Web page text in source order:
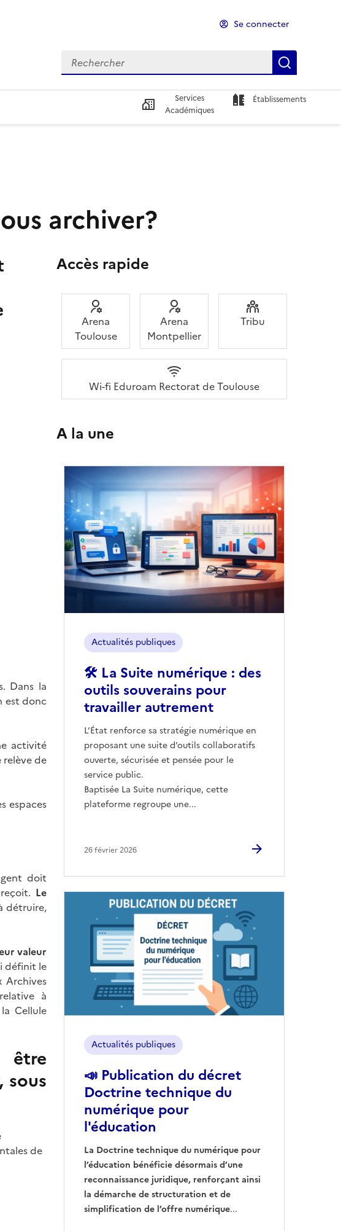
Se connecter
Rechercher
Rechercher
Services
Académiques
Établissements
archiver?
Dans la
est donc
activité
de
espaces
doit
Le
détruire,
valeur
définit le
Archives
relative à
Cellule
être
sous
de
Accès rapide
Arena
Toulouse
Arena
Montpellier
Tribu
Wi-fi Eduroam Rectorat de Toulouse
A la une
🛠️ La Suite numérique : des
outils souverains pour
travailler autrement
L’État renforce sa stratégie numérique en
proposant une suite d’outils collaboratifs
ouverte, sécurisée et pensée pour le
service public.
Baptisée La Suite numérique, cette
plateforme regroupe une...
Actualités publiques
26 février 2026
Image
📣 Publication du décret
Doctrine technique du
numérique pour
l'éducation
La Doctrine technique du numérique pour
l’éducation bénéficie désormais d’une
reconnaissance juridique, renforçant ainsi
la démarche de structuration et de
simplification de l’offre numérique...
Actualités publiques